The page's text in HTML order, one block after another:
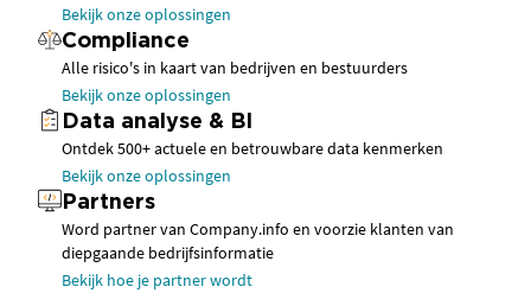
Bekijk onze oplossingen
Compliance
Alle risico's in kaart van bedrijven en bestuurders
Bekijk onze oplossingen
Data analyse & BI
Ontdek 500+ actuele en betrouwbare data kenmerken
Bekijk onze oplossingen
Partners
Word partner van Company.info en voorzie klanten van
diepgaande bedrijfsinformatie
Bekijk hoe je partner wordt